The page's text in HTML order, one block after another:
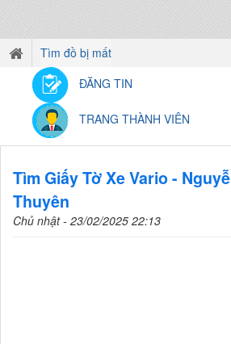
Tìm đồ bị mất
ĐĂNG TIN
TRANG THÀNH VIÊN
Tìm Giấy Tờ Xe Vario -
Thuyên
Chủ nhật - 23/02/2025 22:13